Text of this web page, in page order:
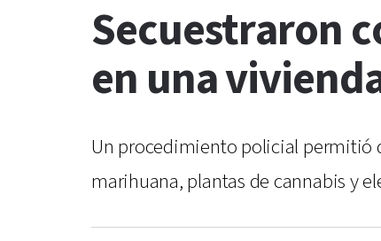
Secuestraron
en una
Un procedimiento policial permitió
marihuana, plantas de cannabis y